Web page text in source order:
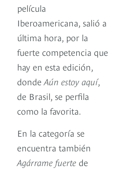
película
Iberoamericana, salió a
última hora, por la
fuerte competencia que
hay en esta edición,
dondeAún estoy aquí,
de Brasil, se perfila
como la favorita.
En la categoría se
encuentra también
Agárrame fuerte de